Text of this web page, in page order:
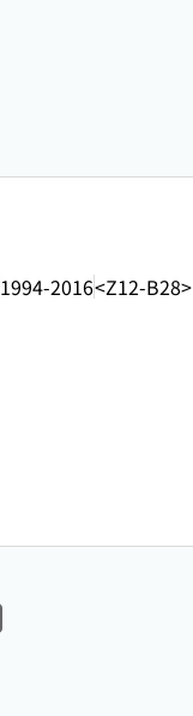
1994-2016<Z12-B28>